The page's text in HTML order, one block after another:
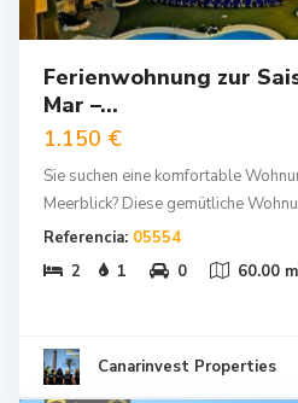
Ferienwohnung zur
Mar –...
1.150 €
Sie suchen eine komfortable
Meerblick? Diese gemütliche
Referencia: 05554
2
1 0 60.00 m
Canarinvest Properties